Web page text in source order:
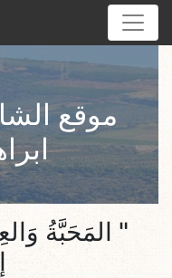
موقع
" المَحَبَّةُ